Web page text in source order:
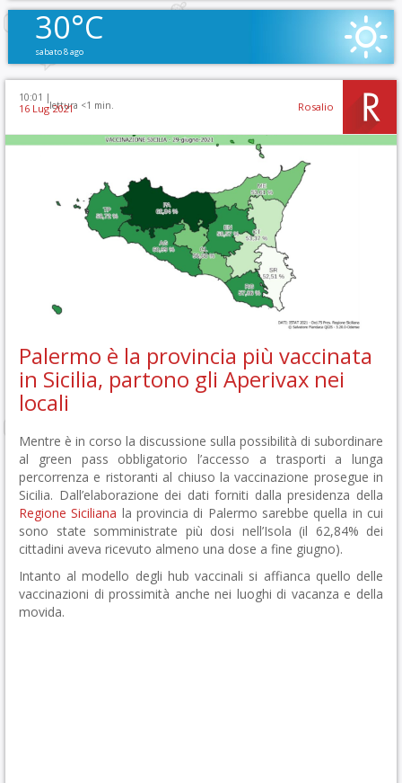
30°C
sabato 8 ago
10:01 |
lettura <1 min.
16 Lug 2021 Rosalio
Palermo è la provincia più vaccinata
in Sicilia, partono gli Aperivax nei
locali
Mentre è in corso la discussione sulla possibilità di subordinare
al green pass obbligatorio l’accesso a trasporti a lunga
percorrenza e ristoranti al chiuso la vaccinazione prosegue in
Sicilia. Dall’elaborazione dei dati forniti dalla presidenza della
Regione Siciliana la provincia di Palermo sarebbe quella in cui
sono state somministrate più dosi nell’Isola (il 62,84% dei
cittadini aveva ricevuto almeno una dose a fine giugno).
Intanto al modello degli hub vaccinali si affianca quello delle
vaccinazioni di prossimità anche nei luoghi di vacanza e della
movida.